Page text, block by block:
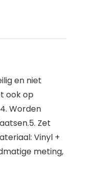
en niet
ook op
Worden
Zet
Vinyl +
meting,